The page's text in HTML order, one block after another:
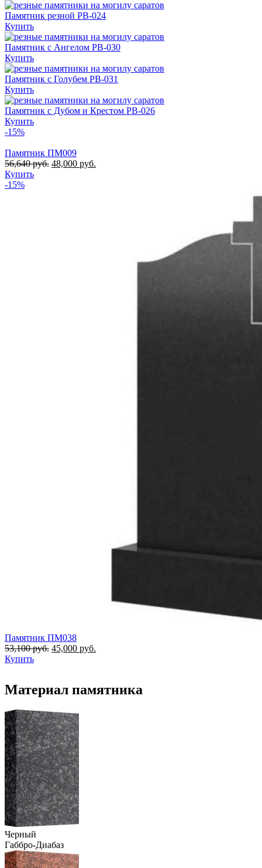
Памятник резной РВ-024
Купить
Памятник с Ангелом РВ-030
Купить
Памятник с Голубем РВ-031
Купить
Памятник с Дубом и Крестом РВ-026
Купить
-15%
Памятник ПМ009
56,640руб. 48,000 руб.
Купить
-15%
Памятник ПМ038
53,100руб. 45,000 руб.
Купить
Материал памятника
Черный
Габбро-Диабаз